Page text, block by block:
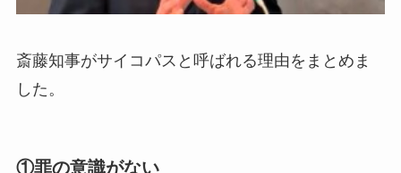
斎藤知事がサイコパスと呼ばれる理由をまとめま
した。
①罪の意識がない